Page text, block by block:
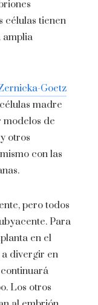
células tienen
amplia
Goetz
madre
de
otros
con las
pero todos
Para
en el
a divergir en
Los otros